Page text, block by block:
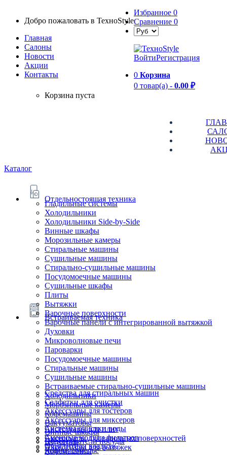
Добро пожаловать в TexноStyle
Главная
Салоны
Новости
Aкции
Контакты
Избранное 0
Сравнение 0
ВойтиРегистрация
0 Корзина
0 товар(а) - 0.00 ₽
Корзина пуста
Каталог
Отдельностоящая техника
Гладильные системы
Холодильники
Холодильники Side-by-Side
Винные шкафы
Морозильные камеры
Стиральные машины
Сушильные машины
Стирально-сушильные машины
Посудомоечные машины
Сушильные шкафы
Плиты
Встраиваемая техника
Вытяжки
Варочные поверхности
Варочные панели с интегрированной вытяжкой
Духовки
Микроволновые печи
Пароварки
Посудомоечные машины
Стиральные машины
Сушильные машины
Встраиваемые стирально-сушильные машины
Холодильники
Морозильные камеры
Кофемашины
Вакууматоры
Винные шкафы
Подогреватели посуды
Ящики сомелье
Блендеры
Кофемашины
Очистители воздуха
Системы очистки воды
Сменные модули фильтров
Аксессуары для тостеров
Аксессуары для миксеров
Аксессуары для плит
Аксессуары для варочных поверхностей
Аксессуары для вытяжек
Средства для стиральных машин
Салфетки для очистки